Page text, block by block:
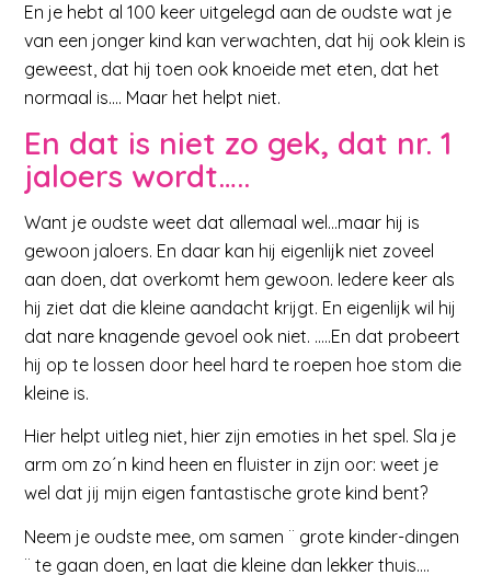
En je hebt al 100 keer uitgelegd aan de oudste wat je
van een jonger kind kan verwachten, dat hij ook klein is
geweest, dat hij toen ook knoeide met eten, dat het
normaal is…. Maar het helpt niet.
En dat is niet zo gek, dat nr. 1
jaloers wordt…..
Want je oudste weet dat allemaal wel…maar hij is
gewoon jaloers. En daar kan hij eigenlijk niet zoveel
aan doen, dat overkomt hem gewoon. Iedere keer als
hij ziet dat die kleine aandacht krijgt. En eigenlijk wil hij
dat nare knagende gevoel ook niet. …..En dat probeert
hij op te lossen door heel hard te roepen hoe stom die
kleine is.
Hier helpt uitleg niet, hier zijn emoties in het spel. Sla je
arm om zo´n kind heen en fluister in zijn oor: weet je
wel dat jij mijn eigen fantastische grote kind bent?
Neem je oudste mee, om samen ¨ grote kinder-dingen
¨ te gaan doen, en laat die kleine dan lekker thuis….